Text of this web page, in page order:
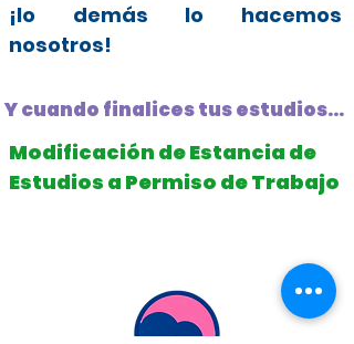
¡lo demás lo hacemos
nosotros!
Y cuando finalices tus estudios...
Modificación de Estancia de
Estudios a Permiso de Trabajo